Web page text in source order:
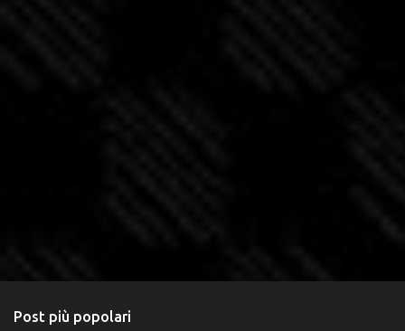
Post più popolari